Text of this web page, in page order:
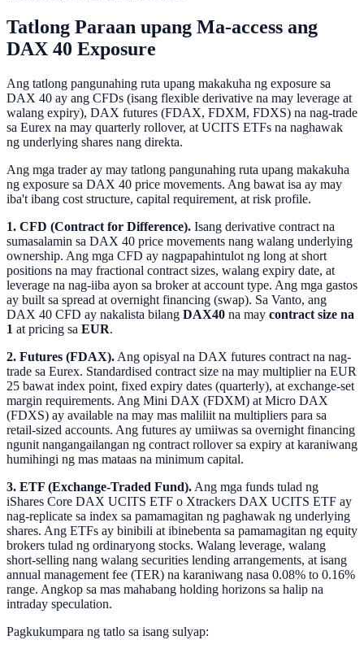
Tatlong Paraan upang Ma-access ang
DAX 40 Exposure
Ang tatlong pangunahing ruta upang makakuha ng exposure sa
DAX 40 ay ang CFDs (isang flexible derivative na may leverage at
walang expiry), DAX futures (FDAX, FDXM, FDXS) na nag-trade
sa Eurex na may quarterly rollover, at UCITS ETFs na naghawak
ng underlying shares nang direkta.
Ang mga trader ay may tatlong pangunahing ruta upang makakuha
ng exposure sa DAX 40 price movements. Ang bawat isa ay may
iba't ibang cost structure, capital requirement, at risk profile.
1. CFD (Contract for Difference). Isang derivative contract na
sumasalamin sa DAX 40 price movements nang walang underlying
ownership. Ang mga CFD ay nagpapahintulot ng long at short
positions na may fractional contract sizes, walang expiry date, at
leverage na nag-iiba ayon sa broker at account type. Ang mga gastos
ay built sa spread at overnight financing (swap). Sa Vanto, ang
DAX 40 CFD ay nakalista bilang DAX40 na may contract size na
1 at pricing sa EUR.
2. Futures (FDAX). Ang opisyal na DAX futures contract na nag-
trade sa Eurex. Standardised contract size na may multiplier na EUR
25 bawat index point, fixed expiry dates (quarterly), at exchange-set
margin requirements. Ang Mini DAX (FDXM) at Micro DAX
(FDXS) ay available na may mas maliliit na multipliers para sa
retail-sized accounts. Ang futures ay umiiwas sa overnight financing
ngunit nangangailangan ng contract rollover sa expiry at karaniwang
humihingi ng mas mataas na minimum capital.
3. ETF (Exchange-Traded Fund). Ang mga funds tulad ng
iShares Core DAX UCITS ETF o Xtrackers DAX UCITS ETF ay
nag-replicate sa index sa pamamagitan ng paghawak ng underlying
shares. Ang ETFs ay binibili at ibinebenta sa pamamagitan ng equity
brokers tulad ng ordinaryong stocks. Walang leverage, walang
short-selling nang walang securities lending arrangements, at isang
annual management fee (TER) na karaniwang nasa 0.08% to 0.16%
range. Angkop sa mas mahabang holding horizons sa halip na
intraday speculation.
Pagkukumpara ng tatlo sa isang sulyap: